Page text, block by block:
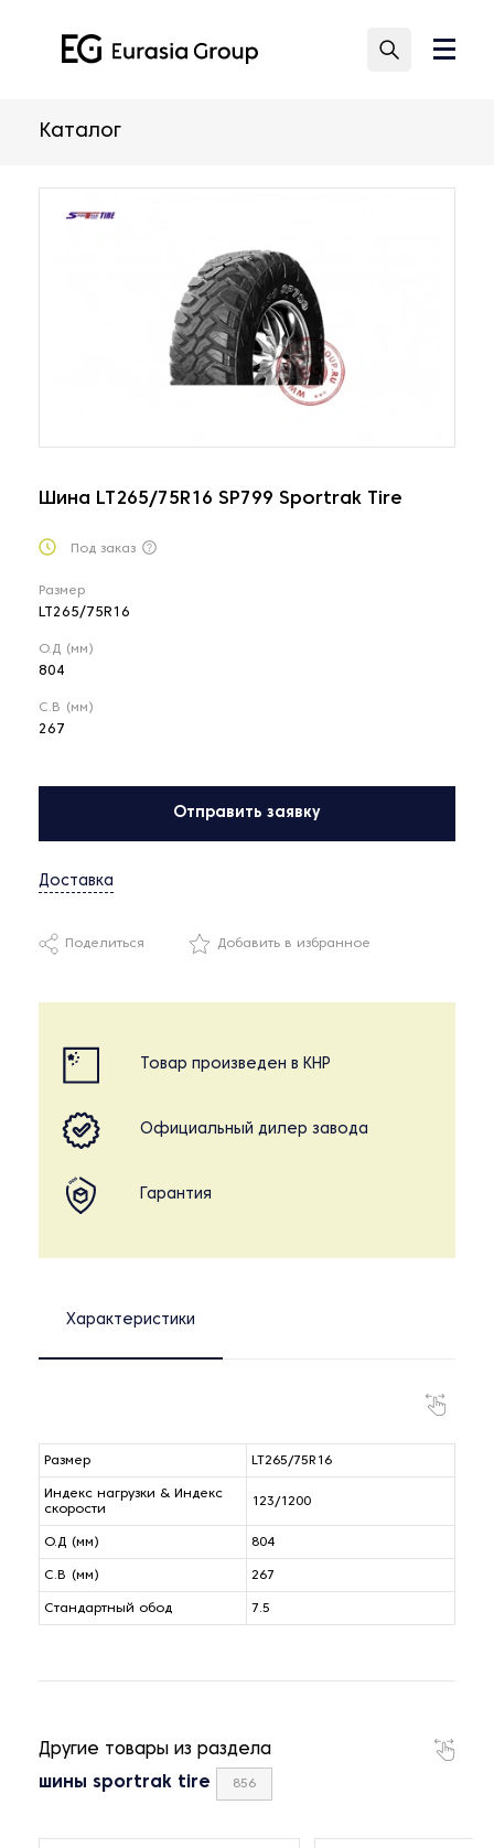
Каталог
Шина LT265/75R16 SP799 Sportrak Tire
Под заказ
Размер
LT265/75R16
О.Д (мм)
804
С.В (мм)
267
Отправить заявку
Доставка
Поделиться Добавить в избранное
Товар произведен в КНР
Официальный дилер завода
Гарантия
Характеристики
Размер LT265/75R16
Индекс нагрузки & Индекс
скорости
123/1200
О.Д (мм) 804
С.В (мм) 267
Стандартный обод 7.5
Другие товары из раздела
шины sportrak tire 856